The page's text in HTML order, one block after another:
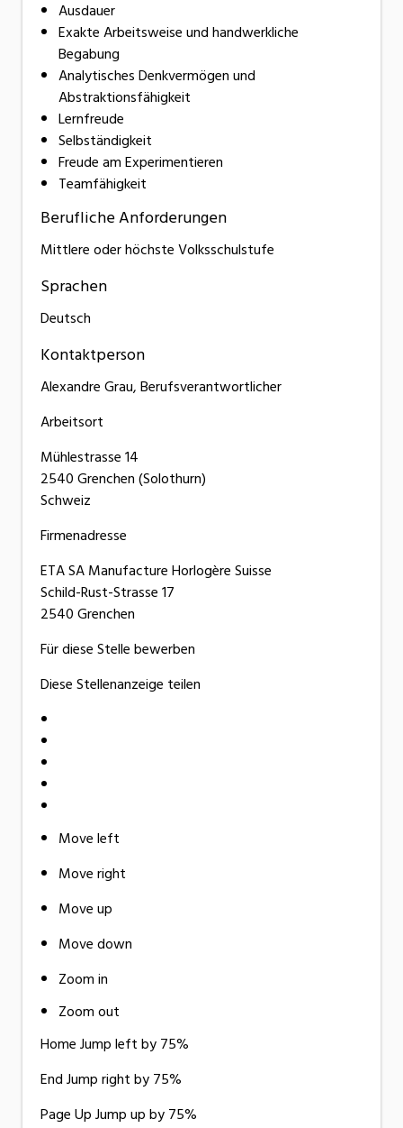
Ausdauer
Exakte Arbeitsweise und handwerkliche
Begabung
Analytisches Denkvermögen und
Abstraktionsfähigkeit
Lernfreude
Selbständigkeit
Freude am Experimentieren
Teamfähigkeit
Berufliche Anforderungen
Mittlere oder höchste Volksschulstufe
Sprachen
Deutsch
Kontaktperson
Alexandre Grau, Berufsverantwortlicher
Arbeitsort
Mühlestrasse 14
2540 Grenchen (Solothurn)
Schweiz
Firmenadresse
ETA SA Manufacture Horlogère Suisse
Schild-Rust-Strasse 17
2540 Grenchen
Für diese Stelle bewerben
Diese Stellenanzeige teilen
Move left
Move right
Move up
Move down
Zoom in
Zoom out
Home Jump left by 75%
End Jump right by 75%
Page Up Jump up by 75%